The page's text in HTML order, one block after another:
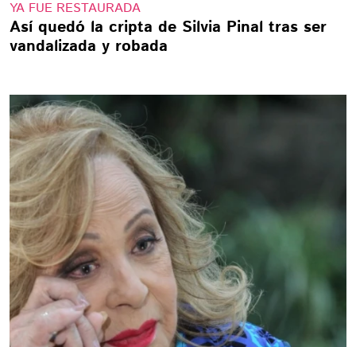
YA FUE RESTAURADA
Así quedó la cripta de Silvia Pinal tras ser
vandalizada y robada